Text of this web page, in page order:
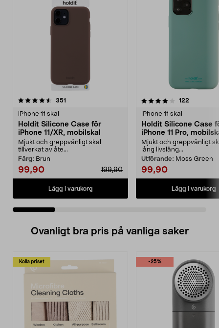
351
iPhone 11 skal
Holdit Silicone Case för
iPhone 11/XR, mobilskal
Mjukt och greppvänligt skal
tillverkat av åte...
Färg: Brun
99,90 199,90
Lägg i varukorg
4.0 av 5 stjärnor 122
iPhone 11 skal
Holdit Silicone Case
iPhone 11 Pro,
Mjukt och greppvänligt
lång livsläng...
Utförande: Moss Green
99,90
Lägg i varukorg
4.5 av 5 stjärnor
Ovanligt bra pris på vanliga saker
Kolla priset -25%